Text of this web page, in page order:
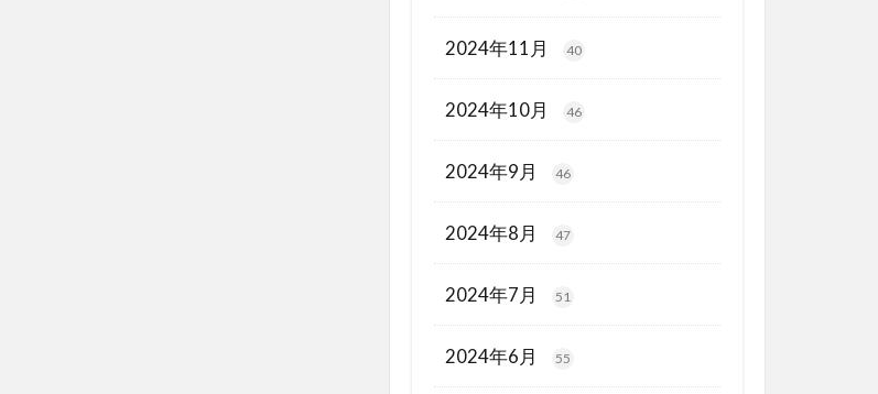
2024年11月 40
2024年10月 46
2024年9月 46
2024年8月 47
2024年7月 51
2024年6月 55